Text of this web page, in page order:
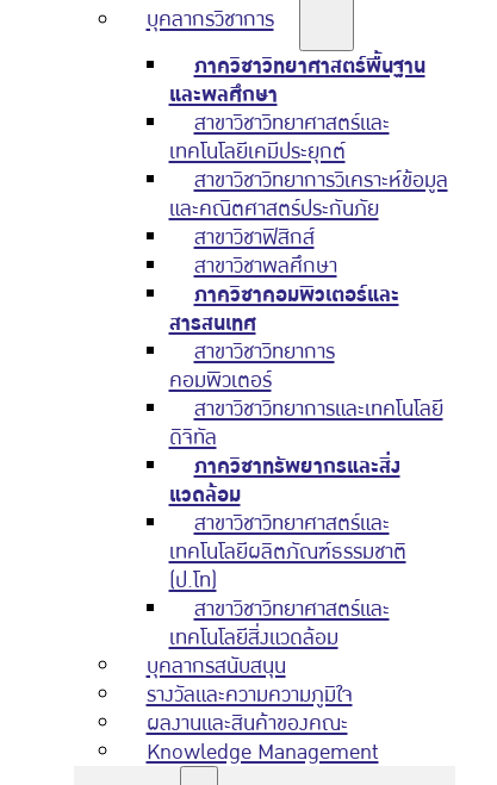
บุคลากรวิชาการ
ภาควิชาวิทยาศาสตร์พื้นฐาน
และพลศึกษา
สาขาวิชาวิทยาศาสตร์และ
เทคโนโลยีเคมีประยุกต์
สาขาวิชาวิทยาการวิเคราะห์ข้อมูล
และคณิตศาสตร์ประกันภัย
สาขาวิชาฟิสิกส์
สาขาวิชาพลศึกษา
ภาควิชาคอมพิวเตอร์และ
สารสนเทศ
สาขาวิชาวิทยาการ
คอมพิวเตอร์
สาขาวิชาวิทยาการและเทคโนโลยี
ดิจิทัล
ภาควิชาทรัพยากรและสิ่ง
แวดล้อม
สาขาวิชาวิทยาศาสตร์และ
เทคโนโลยีผลิตภัณฑ์ธรรมชาติ
(ป.โท)
สาขาวิชาวิทยาศาสตร์และ
เทคโนโลยีสิ่งแวดล้อม
บุคลากรสนับสนุน
รางวัลและความความภูมิใจ
ผลงานและสินค้าของคณะ
Knowledge Management